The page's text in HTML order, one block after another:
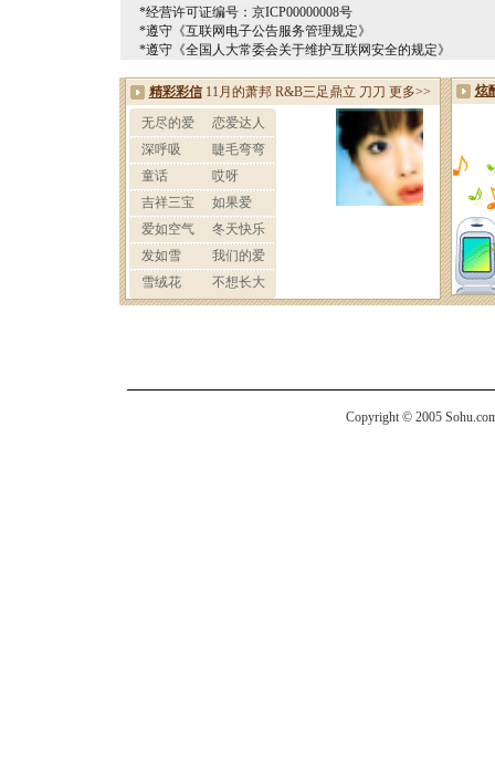
*经营许可证编号：京ICP00000008号
*遵守《互联网电子公告服务管理规定》
*遵守《全国人大常委会关于维护互联网安全的规定》
Copyright © 2005